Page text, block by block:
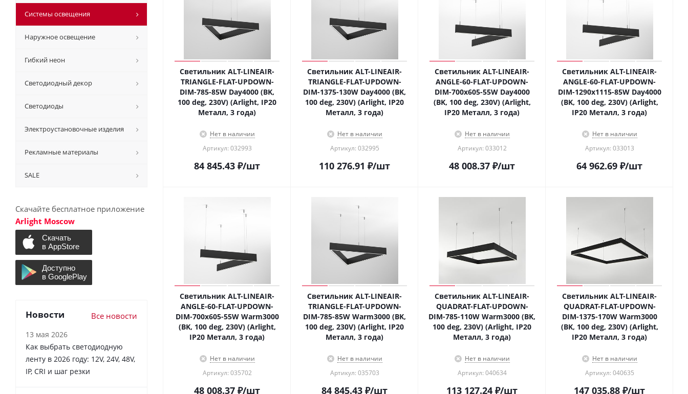
Светильник ALT-LINEAIR-
TRIANGLE-FLAT-UPDOWN-
DIM-785-85W Day4000 (BK,
100 deg, 230V) (Arlight, IP20
Металл, 3 года)
Нет в наличии
Артикул: 032993
84 845.43 ₽/шт
Светильник ALT-LINEAIR-
TRIANGLE-FLAT-UPDOWN-
DIM-1375-130W Day4000 (BK,
100 deg, 230V) (Arlight, IP20
Металл, 3 года)
Нет в наличии
Артикул: 032995
110 276.91 ₽/шт
Светильник ALT-LINEAIR-
ANGLE-60-FLAT-UPDOWN-
DIM-700x605-55W Day4000
(BK, 100 deg, 230V) (Arlight,
IP20 Металл, 3 года)
Нет в наличии
Артикул: 033012
48 008.37 ₽/шт
Светильник ALT-LINEAIR-
ANGLE-60-FLAT-UPDOWN-
DIM-1290x1115-85W Day4000
(BK, 100 deg, 230V) (Arlight,
IP20 Металл, 3 года)
Нет в наличии
Артикул: 033013
64 962.69 ₽/шт
Светильник ALT-LINEAIR-
ANGLE-60-FLAT-UPDOWN-
DIM-700x605-55W Warm3000
(BK, 100 deg, 230V) (Arlight,
IP20 Металл, 3 года)
Нет в наличии
Артикул: 035702
48 008.37 ₽/шт
Светильник ALT-LINEAIR-
TRIANGLE-FLAT-UPDOWN-
DIM-785-85W Warm3000 (BK,
100 deg, 230V) (Arlight, IP20
Металл, 3 года)
Нет в наличии
Артикул: 035703
84 845.43 ₽/шт
Светильник ALT-LINEAIR-
QUADRAT-FLAT-UPDOWN-
DIM-785-110W Warm3000 (BK,
100 deg, 230V) (Arlight, IP20
Металл, 3 года)
Нет в наличии
Артикул: 040634
113 127.24 ₽/шт
Светильник ALT-LINEAIR-
QUADRAT-FLAT-UPDOWN-
DIM-1375-170W Warm3000
(BK, 100 deg, 230V) (Arlight,
IP20 Металл, 3 года)
Нет в наличии
Артикул: 040635
147 035.88 ₽/шт
Системы освещения
Наружное освещение
Гибкий неон
Светодиодный декор
Светодиоды
Электроустановочные изделия
Рекламные материалы
SALE
Скачайте бесплатное приложение
Arlight Moscow
Новости Все новости
13 мая 2026
Как выбрать светодиодную
ленту в 2026 году: 12V, 24V, 48V,
IP, CRI и шаг резки